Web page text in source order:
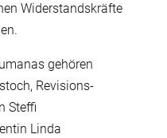
Widerstandskräfte
gehören
Revisions-
Steffi
Linda